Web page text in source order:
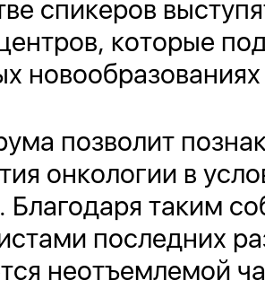
спикеров
которые
позволит
онкологии в
таким
последних
неотъемлемой